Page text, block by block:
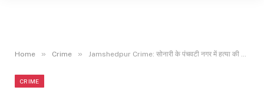
Home » Crime » Jamshedpur Crime: सोनारी के पंचवटी नगर में हत्या की वारदात; मेला घूमने की जिद कर रही पत्नी को पति ने मार डाला, खून से सनी टांगी बरामद, आरोपी गिरफ्तार
CRIME